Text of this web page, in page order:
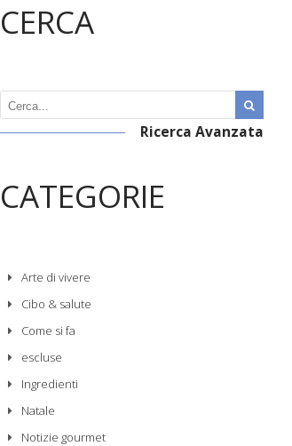
CERCA
Ricerca Avanzata
CATEGORIE
Arte di vivere
Cibo & salute
Come si fa
escluse
Ingredienti
Natale
Notizie gourmet